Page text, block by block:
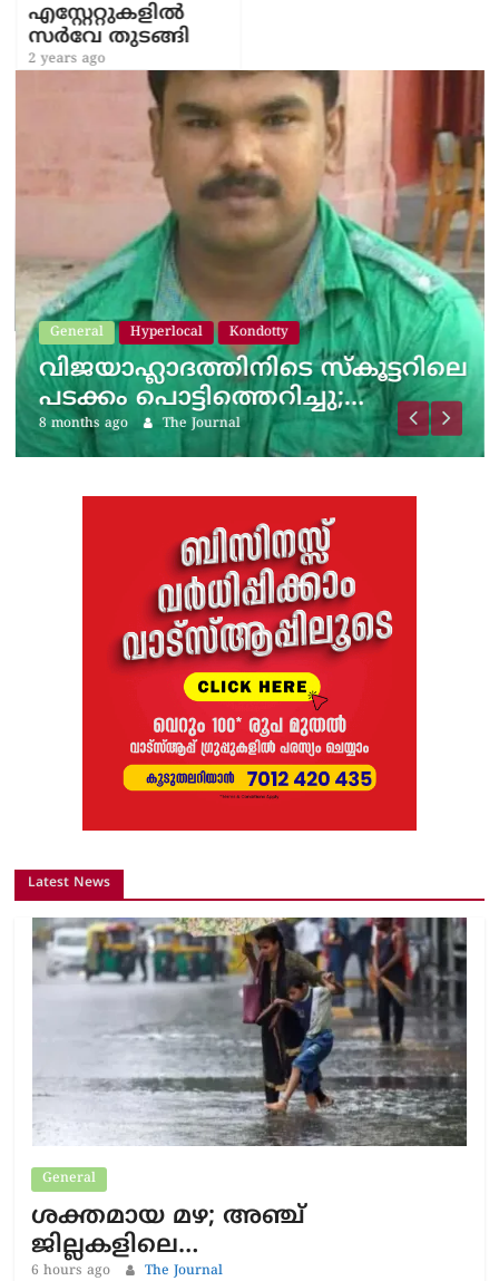
എസ്റ്റേറ്റുകളിൽ
സർവേ തുടങ്ങി
2 years ago
General Hyperlocal Kondotty
വിജയാഹ്ലാദത്തിനിടെ സ്കൂട്ടറിലെ
പടക്കം പൊട്ടിത്തെറിച്ചു;…
8 months ago The Journal
Latest News
General
ശക്തമായ മഴ; അഞ്ച്
ജില്ലകളിലെ…
6 hours ago The Journal